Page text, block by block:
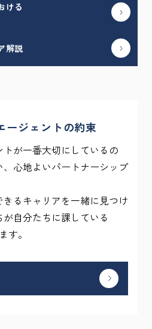
ける
解説
ージェントの約束
が一番大切にしているの
心地よいパートナーシップ
るキャリアを一緒に見つけ
自分たちに課している
す。